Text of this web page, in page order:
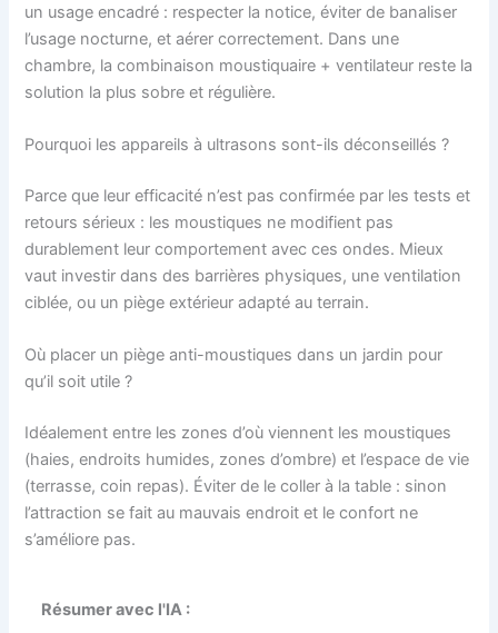
un usage encadré : respecter la notice, éviter de banaliser
l’usage nocturne, et aérer correctement. Dans une
chambre, la combinaison moustiquaire + ventilateur reste la
solution la plus sobre et régulière.
Pourquoi les appareils à ultrasons sont-ils déconseillés ?
Parce que leur efficacité n’est pas confirmée par les tests et
retours sérieux : les moustiques ne modifient pas
durablement leur comportement avec ces ondes. Mieux
vaut investir dans des barrières physiques, une ventilation
ciblée, ou un piège extérieur adapté au terrain.
Où placer un piège anti-moustiques dans un jardin pour
qu’il soit utile ?
Idéalement entre les zones d’où viennent les moustiques
(haies, endroits humides, zones d’ombre) et l’espace de vie
(terrasse, coin repas). Éviter de le coller à la table : sinon
l’attraction se fait au mauvais endroit et le confort ne
s’améliore pas.
Résumer avec l'IA :